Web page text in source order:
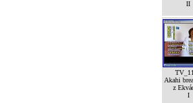
II
Akahi
z
I